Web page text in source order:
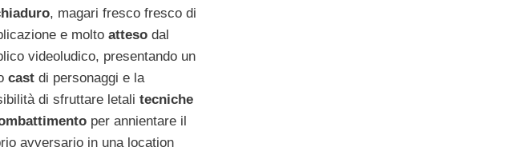
, magari fresco fresco di
e molto atteso dal
videoludico, presentando un
cast di personaggi e la
di sfruttare letali tecniche
per annientare il
avversario in una location